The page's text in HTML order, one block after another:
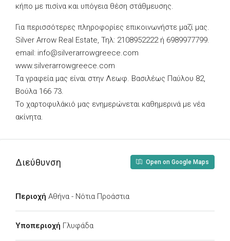
κήπο με πισίνα και υπόγεια θέση στάθμευσης.
Για περισσότερες πληροφορίες επικοινωνήστε μαζί μας.
Silver Arrow Real Estate, Τηλ: 2108952222 ή 6989977799.
email: info@silverarrowgreece.com
www.silverarrowgreece.com
Τα γραφεία μας είναι στην Λεωφ. Βασιλέως Παύλου 82,
Βούλα 166 73.
Το χαρτοφυλάκιό μας ενημερώνεται καθημερινά με νέα
ακίνητα.
Διεύθυνση Open on Google Maps
Περιοχή Αθήνα - Νότια Προάστια
Υποπεριοχή Γλυφάδα